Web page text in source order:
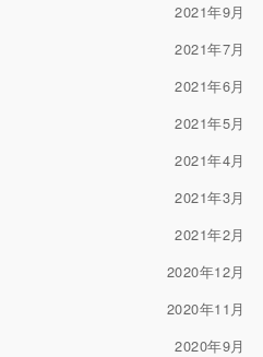
2021年9月
2021年7月
2021年6月
2021年5月
2021年4月
2021年3月
2021年2月
2020年12月
2020年11月
2020年9月